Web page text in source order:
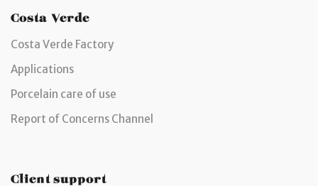
Costa Verde
Costa Verde Factory
Applications
Porcelain care of use
Report of Concerns Channel
Client support